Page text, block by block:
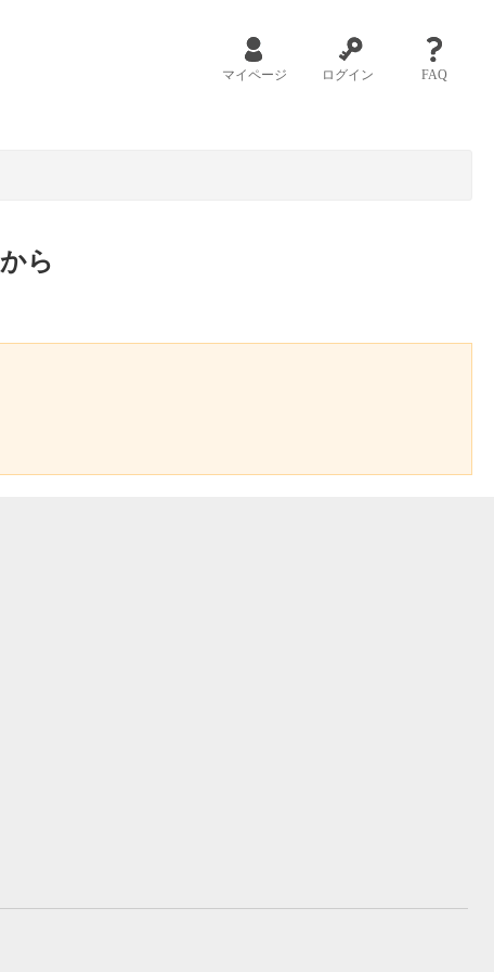
マイページ ログイン FAQ
から